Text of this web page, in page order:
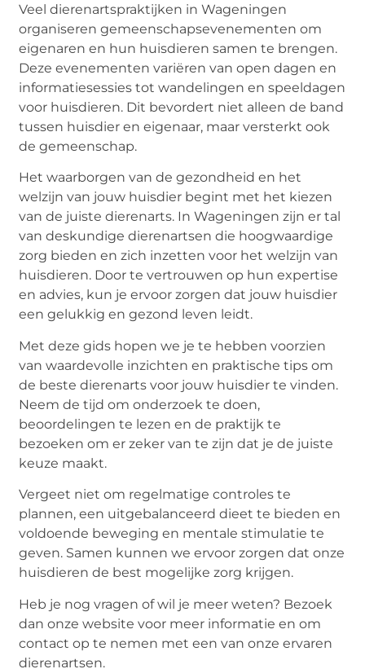
Veel dierenartspraktijken in Wageningen
organiseren gemeenschapsevenementen om
eigenaren en hun huisdieren samen te brengen.
Deze evenementen variëren van open dagen en
informatiesessies tot wandelingen en speeldagen
voor huisdieren. Dit bevordert niet alleen de band
tussen huisdier en eigenaar, maar versterkt ook
de gemeenschap.
Het waarborgen van de gezondheid en het
welzijn van jouw huisdier begint met het kiezen
van de juiste dierenarts. In Wageningen zijn er tal
van deskundige dierenartsen die hoogwaardige
zorg bieden en zich inzetten voor het welzijn van
huisdieren. Door te vertrouwen op hun expertise
en advies, kun je ervoor zorgen dat jouw huisdier
een gelukkig en gezond leven leidt.
Met deze gids hopen we je te hebben voorzien
van waardevolle inzichten en praktische tips om
de beste dierenarts voor jouw huisdier te vinden.
Neem de tijd om onderzoek te doen,
beoordelingen te lezen en de praktijk te
bezoeken om er zeker van te zijn dat je de juiste
keuze maakt.
Vergeet niet om regelmatige controles te
plannen, een uitgebalanceerd dieet te bieden en
voldoende beweging en mentale stimulatie te
geven. Samen kunnen we ervoor zorgen dat onze
huisdieren de best mogelijke zorg krijgen.
Heb je nog vragen of wil je meer weten? Bezoek
dan onze website voor meer informatie en om
contact op te nemen met een van onze ervaren
dierenartsen.